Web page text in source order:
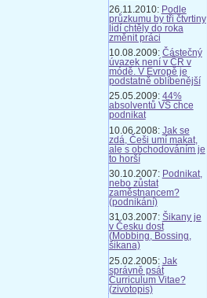
26.11.2010: Podle
průzkumu by tři čtvrtiny
lidí chtěly do roka
změnit práci
10.08.2009: Částečný
úvazek není v ČR v
módě. V Evropě je
podstatně oblíbenější
25.05.2009: 44%
absolventů VŠ chce
podnikat
10.06.2008: Jak se
zdá, Češi umí makat,
ale s obchodováním je
to horší
30.10.2007: Podnikat,
nebo zůstat
zaměstnancem?
(podnikání)
31.03.2007: Šikany je
v Česku dost
(Mobbing, Bossing,
šikana)
25.02.2005: Jak
správně psát
Curriculum Vitae?
(zivotopis)